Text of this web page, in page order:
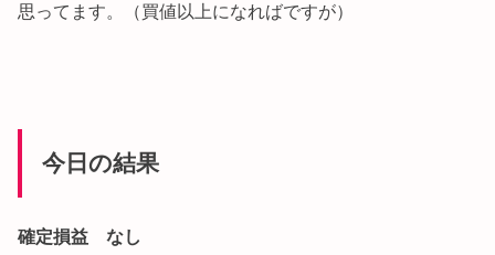
思ってます。（買値以上になればですが）
今日の結果
確定損益 なし